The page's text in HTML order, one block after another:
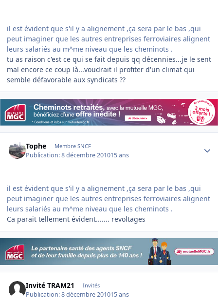
il est évident que s'il y a alignement ,ça sera par le bas ,qui
peut imaginer que les autres entreprises ferroviaires alignent
leurs salariés au m^me niveau que les cheminots .
tu as raison c'est ce qui se fait depuis qq décennies...je le sent
mal encore ce coup là...voudrait il profiter d'un climat qui
semble défavorable aux syndicats ??
Tophe Membre SNCF
Publication:8 décembre 201015 ans
il est évident que s'il y a alignement ,ça sera par le bas ,qui
peut imaginer que les autres entreprises ferroviaires alignent
leurs salariés au m^me niveau que les cheminots .
Ca parait tellement évident....... revoltages
Invité TRAM21 Invités
Publication:8 décembre 201015 ans